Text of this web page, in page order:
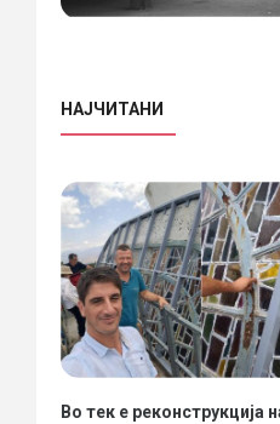
НАЈЧИТАНИ
Во тек е